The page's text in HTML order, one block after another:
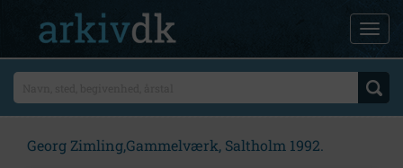
Georg Zimling,Gammelværk, Saltholm 1992.